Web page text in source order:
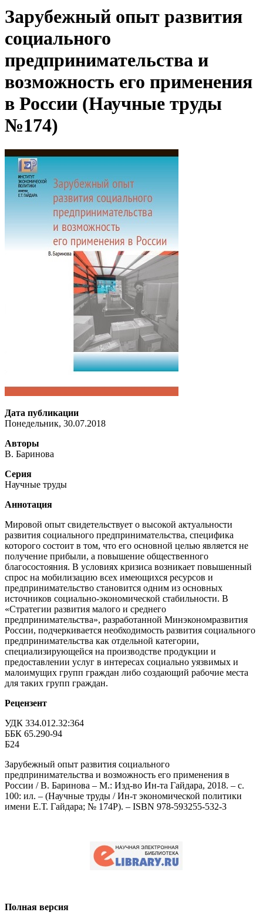
Зарубежный опыт развития
социального
предпринимательства и
возможность его применения
в России (Научные труды
№174)
Дата публикации
Понедельник, 30.07.2018
Авторы
В. Баринова
Серия
Научные труды
Аннотация
Мировой опыт свидетельствует о высокой актуальности
развития социального предпринимательства, специфика
которого состоит в том, что его основной целью является не
получение прибыли, а повышение общественного
благосостояния. В условиях кризиса возникает повышенный
спрос на мобилизацию всех имеющихся ресурсов и
предпринимательство становится одним из основных
источников социально-экономической стабильности. В
«Стратегии развития малого и среднего
предпринимательства», разработанной Минэкономразвития
России, подчеркивается необходимость развития социального
предпринимательства как отдельной категории,
специализирующейся на производстве продукции и
предоставлении услуг в интересах социально уязвимых и
малоимущих групп граждан либо создающий рабочие места
для таких групп граждан.
Рецензент
УДК 334.012.32:364
ББК 65.290-94
Б24
Зарубежный опыт развития социального
предпринимательства и возможность его применения в
России / В. Баринова – М.: Изд-во Ин-та Гайдара, 2018. – с.
100: ил. – (Научные труды / Ин-т экономической политики
имени Е.Т. Гайдара; № 174P). – ISBN 978-593255-532-3
Полная версия